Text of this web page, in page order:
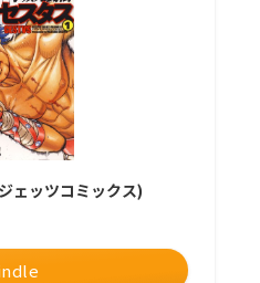
ェッツコミックス)